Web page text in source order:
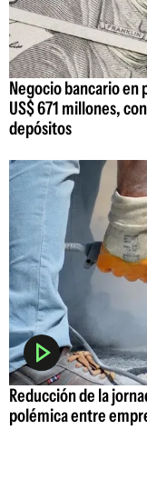
Negocio bancario en
US$ 671 millones,
depósitos
Reducción de la
polémica entre